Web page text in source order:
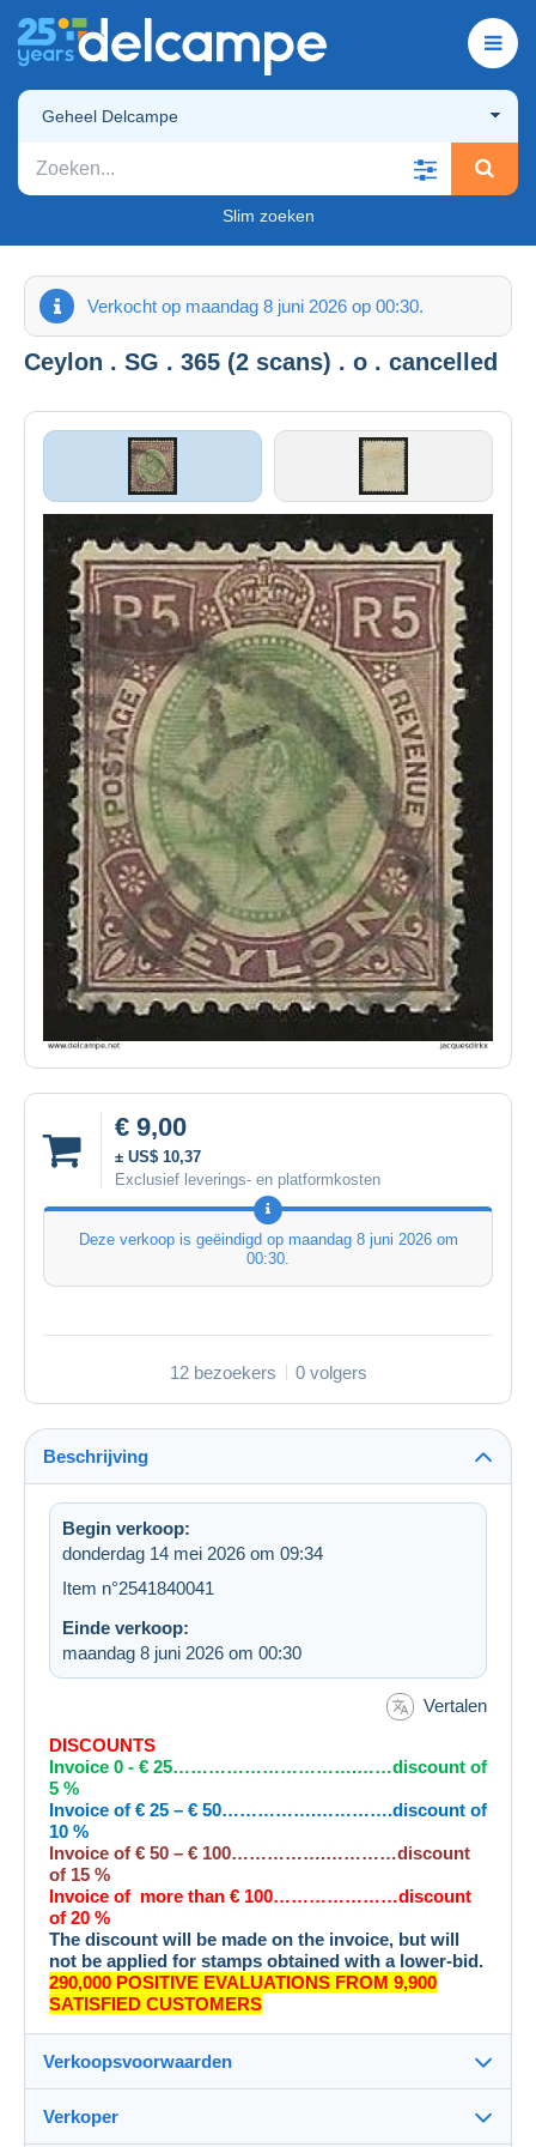
Geheel Delcampe
Slim zoeken
Verkocht op maandag 8 juni 2026 op 00:30.
Ceylon . SG . 365 (2 scans) . o . cancelled
€ 9,00
± US$ 10,37
Exclusief leverings- en platformkosten
Deze verkoop is geëindigd op maandag 8 juni 2026 om
00:30
12 bezoekers 0 volgers
Beschrijving
Begin verkoop:
donderdag 14 mei 2026 om 09:34
Item n°2541840041
Einde verkoop:
maandag 8 juni 2026 om 00:30
Vertalen
DISCOUNTS
Invoice 0 - € 25………………………….……discount of
5 %
Invoice of € 25 – € 50…………….………….discount of
10 %
Invoice of € 50 – € 100…………….…………discount
of 15 %
Invoice of more than € 100…………………discount
of 20 %
The discount will be made on the invoice, but will
not be applied for stamps obtained with a lower-bid.
290,000 POSITIVE EVALUATIONS FROM 9,900
SATISFIED CUSTOMERS
Verkoopsvoorwaarden
Bestemming:
Verkoper